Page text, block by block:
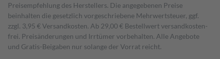
Preisempfehlung des Herstellers. Die angegebenen Preise
beinhalten die gesetzlich vorgeschriebene Mehrwertsteuer, ggf.
zzgl. 3,95 € Versandkosten. Ab 29,00 € Bestell­wert versand­kosten­
frei. Preisänderungen und Irrtümer vorbehalten. Alle Angebote
und Gratis-Beigaben nur solange der Vorrat reicht.